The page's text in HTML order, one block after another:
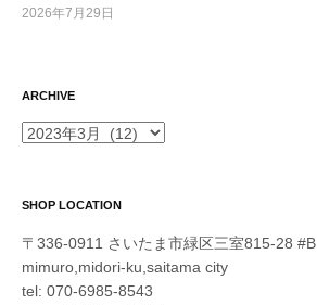
2026年7月29日
ARCHIVE
ARCHIVE
SHOP LOCATION
〒336-0911 さいたま市緑区三室815-28 #B
mimuro,midori-ku,saitama city
tel: 070-6985-8543